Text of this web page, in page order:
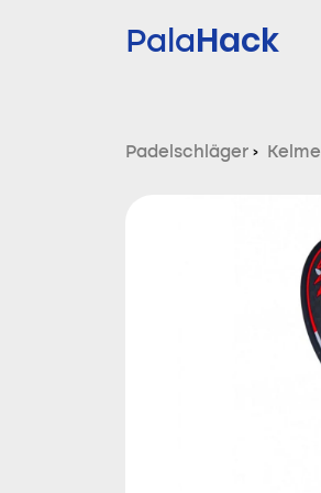
PalaHack
Padelschläger › Kelme